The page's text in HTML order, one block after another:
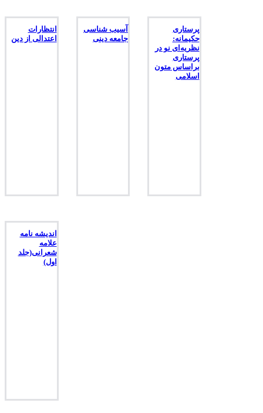
انتظارات
اعتدالی از دین
آسیب شناسی
جامعه دینی
پرستاری
حکیمانه:
نظریه‌ای نو در
پرستاری
براساس متون
اسلامی
اندیشه نامه
علامه
شعرانی(جلد
اول)